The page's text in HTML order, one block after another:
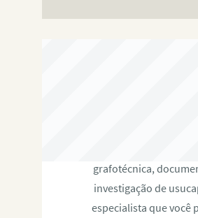
grafotécnica,
investigação de
especialista que você